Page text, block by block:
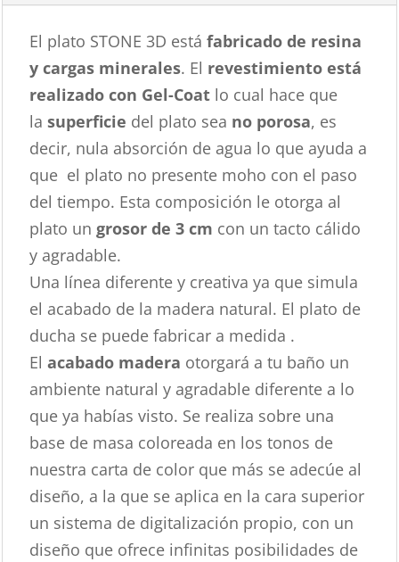
El plato STONE 3D estáfabricado de resina
y cargas minerales. El revestimiento está
realizado con Gel-Coat lo cual hace que
lasuperficie del plato sea no porosa, es
decir, nula absorción de agua lo que ayuda a
que el plato no presente moho con el paso
del tiempo. Esta composición le otorga al
plato un grosor de 3 cm con un tacto cálido
y agradable.
Una línea diferente y creativa ya que simula
el acabado de la madera natural. El plato de
ducha se puede fabricar a medida .
Elacabado madera otorgará a tu baño un
ambiente natural y agradable diferente a lo
que ya habías visto. Se realiza sobre una
base de masa coloreada en los tonos de
nuestra carta de color que más se adecúe al
diseño, a la que se aplica en la cara superior
un sistema de digitalización propio, con un
diseño que ofrece infinitas posibilidades de